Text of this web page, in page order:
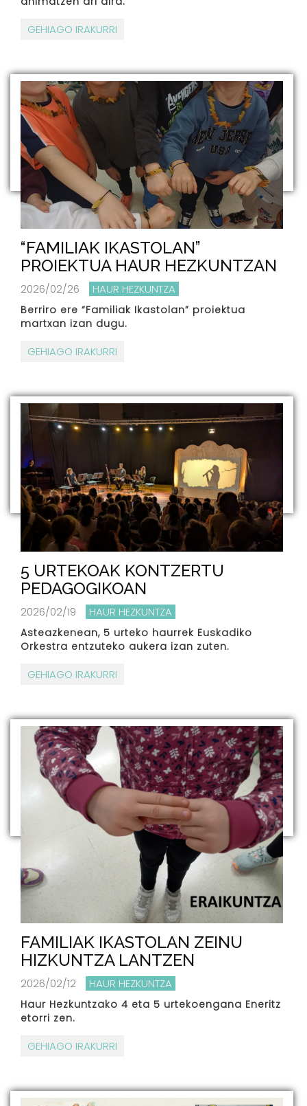
GEHIAGO IRAKURRI
“FAMILIAK IKASTOLAN”
PROIEKTUA HAUR HEZKUNTZAN
2026/02/26 HAUR HEZKUNTZA
Berriro ere “Familiak Ikastolan” proiektua
martxan izan dugu.
GEHIAGO IRAKURRI
5 URTEKOAK KONTZERTU
PEDAGOGIKOAN
2026/02/19 HAUR HEZKUNTZA
Asteazkenean, 5 urteko haurrek Euskadiko
Orkestra entzuteko aukera izan zuten.
GEHIAGO IRAKURRI
FAMILIAK IKASTOLAN ZEINU
HIZKUNTZA LANTZEN
2026/02/12 HAUR HEZKUNTZA
Haur Hezkuntzako 4 eta 5 urtekoengana Eneritz
etorri zen.
GEHIAGO IRAKURRI